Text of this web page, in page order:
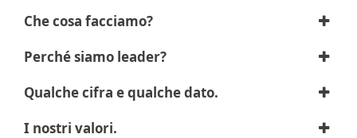
Che cosa facciamo?
Perché siamo leader?
Qualche cifra e qualche dato.
I nostri valori.